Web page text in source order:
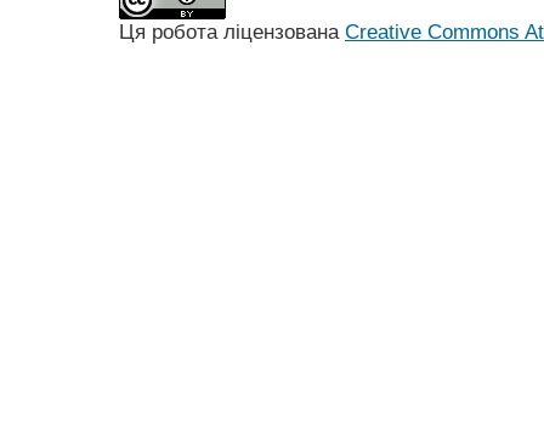
Ця робота ліцензована Creative Commons